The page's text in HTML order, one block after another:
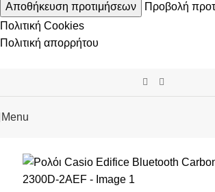
Αποθήκευση προτιμήσεων
Προβολή
Πολιτική Cookies
Πολιτική απορρήτου
Menu